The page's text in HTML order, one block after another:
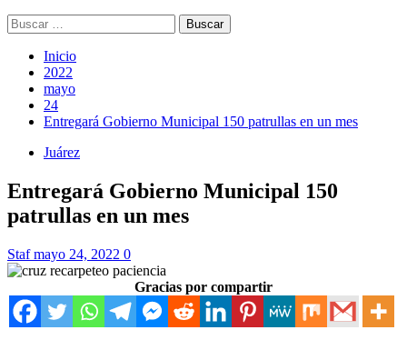
Buscar:
Inicio
2022
mayo
24
Entregará Gobierno Municipal 150 patrullas en un mes
Juárez
Entregará Gobierno Municipal 150
patrullas en un mes
Stafmayo 24, 2022 0
Gracias por compartir